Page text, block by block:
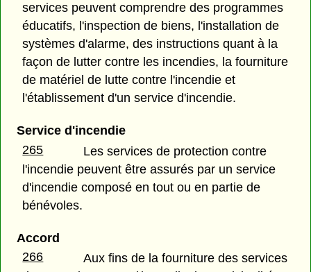
services peuvent comprendre des programmes
éducatifs, l'inspection de biens, l'installation de
systèmes d'alarme, des instructions quant à la
façon de lutter contre les incendies, la fourniture
de matériel de lutte contre l'incendie et
l'établissement d'un service d'incendie.
Service d'incendie
265
Les services de protection contre
l'incendie peuvent être assurés par un service
d'incendie composé en tout ou en partie de
bénévoles.
Accord
266
Aux fins de la fourniture des services